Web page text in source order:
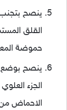
ينصح بتجنب
القلق
حموضة
ينصح بوضع
الجزء
الاحماض